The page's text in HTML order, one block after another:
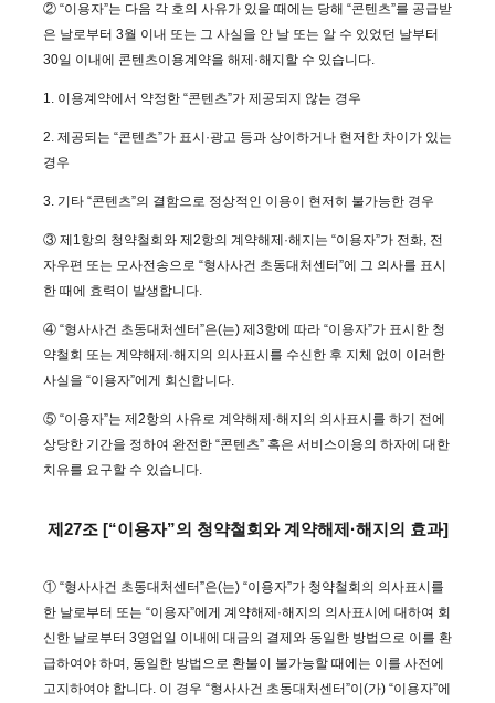
② “이용자”는 다음 각 호의 사유가 있을 때에는 당해 “콘텐츠”를 공급받
은 날로부터 3월 이내 또는 그 사실을 안 날 또는 알 수 있었던 날부터
30일 이내에 콘텐츠이용계약을 해제·해지할 수 있습니다.
1. 이용계약에서 약정한 “콘텐츠”가 제공되지 않는 경우
2. 제공되는 “콘텐츠”가 표시·광고 등과 상이하거나 현저한 차이가 있는
경우
3. 기타 “콘텐츠”의 결함으로 정상적인 이용이 현저히 불가능한 경우
③ 제1항의 청약철회와 제2항의 계약해제·해지는 “이용자”가 전화, 전
자우편 또는 모사전송으로 “형사사건 초동대처센터”에 그 의사를 표시
한 때에 효력이 발생합니다.
④ “형사사건 초동대처센터”은(는) 제3항에 따라 “이용자”가 표시한 청
약철회 또는 계약해제·해지의 의사표시를 수신한 후 지체 없이 이러한
사실을 “이용자”에게 회신합니다.
⑤ “이용자”는 제2항의 사유로 계약해제·해지의 의사표시를 하기 전에
상당한 기간을 정하여 완전한 “콘텐츠” 혹은 서비스이용의 하자에 대한
치유를 요구할 수 있습니다.
제27조 [“이용자”의 청약철회와 계약해제·해지의 효과]
① “형사사건 초동대처센터”은(는) “이용자”가 청약철회의 의사표시를
한 날로부터 또는 “이용자”에게 계약해제·해지의 의사표시에 대하여 회
신한 날로부터 3영업일 이내에 대금의 결제와 동일한 방법으로 이를 환
급하여야 하며, 동일한 방법으로 환불이 불가능할 때에는 이를 사전에
고지하여야 합니다. 이 경우 “형사사건 초동대처센터”이(가) “이용자”에